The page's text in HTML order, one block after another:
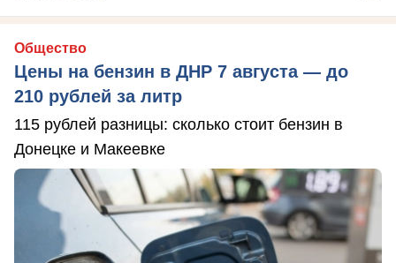
Общество
Цены на бензин в ДНР 7 августа — до
210 рублей за литр
115 рублей разницы: сколько стоит бензин в
Донецке и Макеевке